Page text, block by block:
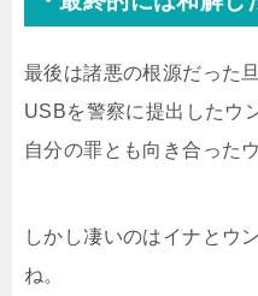
最後は諸悪の根源だった
USBを警察に提出したウ
自分の罪とも向き合った
しかし凄いのはイナとウ
ね。